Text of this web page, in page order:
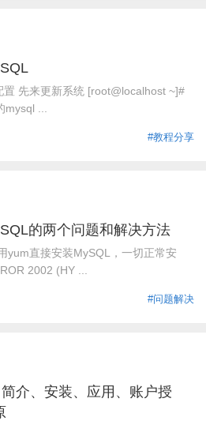
先来更新系统 [root@localhost ~]#
...
#教程分享
的两个问题和解决方法
yum直接安装MySQL，一切正常安
2002 (HY ...
#问题解决
介、安装、应用、账户授